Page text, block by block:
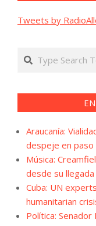
Tweets by
Search
Araucanía:
despeje en
Música:
desde su
Cuba: UN
humanitarian
Política: